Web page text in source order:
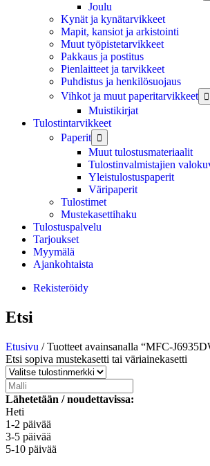
Joulu
Kynät ja kynätarvikkeet
Mapit, kansiot ja arkistointi
Muut työpistetarvikkeet
Pakkaus ja postitus
Pienlaitteet ja tarvikkeet
Puhdistus ja henkilösuojaus
Vihkot ja muut paperitarvikkeet

Muistikirjat
Tulostintarvikkeet
Paperit

Muut tulostusmateriaalit
Tulostinvalmistajien
Yleistulostuspaperit
Väripaperit
Tulostimet
Mustekasettihaku
Tulostuspalvelu
Tarjoukset
Myymälä
Ajankohtaista
Rekisteröidy
Etsi
Etusivu / Tuotteet avainsanalla “MFC-
Etsi sopiva mustekasetti tai väriainekasetti
Lähetetään / noudettavissa:
Heti
1-2 päivää
3-5 päivää
5-10 päivää